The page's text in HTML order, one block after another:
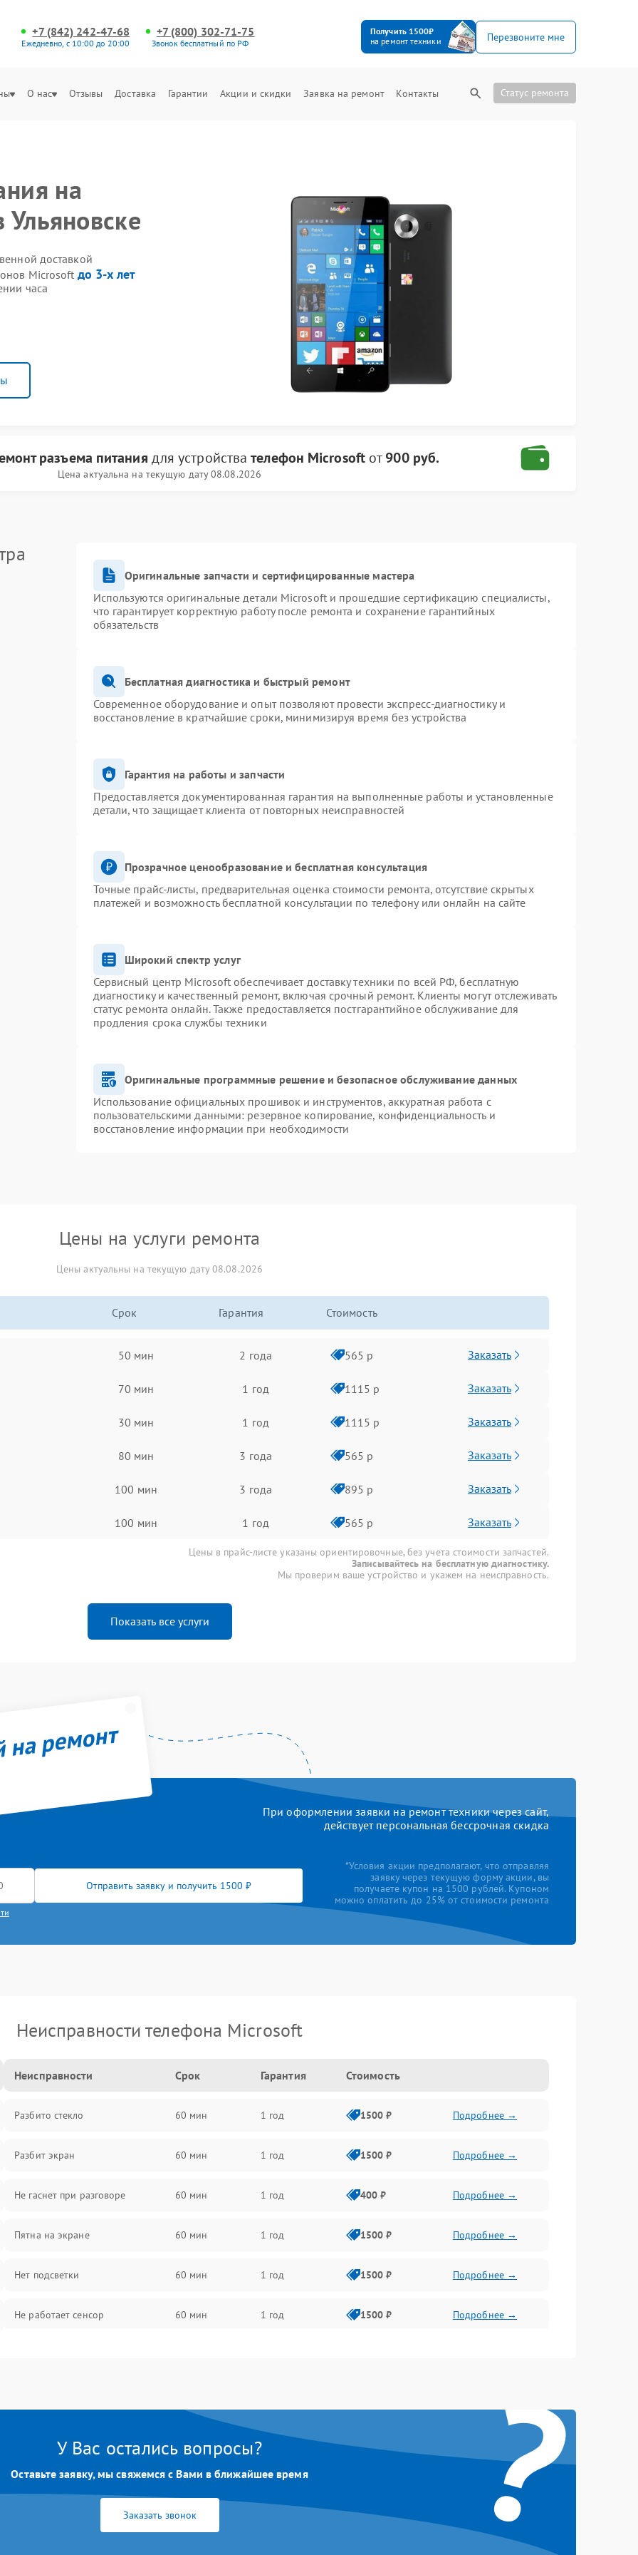
+7 (842) 242-47-68
Ежедневно, с 10:00 до 20:00
+7 (800) 302-71-75
Звонок бесплатный по РФ
Получить 1500₽
на ремонт техники
Перезвоните мне
О нас Отзывы Доставка Гарантии Акции и скидки Заявка на ремонт Контакты Статус ремонта
на
доставкой
Microsoft до 3-х лет
часа
разъема питания для устройствателефон Microsoftот900 руб.
Цена актуальна на текущую дату 08.08.2026
Оригинальные запчасти и сертифицированные мастера
Используются оригинальные детали Microsoft и прошедшие сертификацию специалисты,
что гарантирует корректную работу после ремонта и сохранение гарантийных
обязательств
Бесплатная диагностика и быстрый ремонт
Современное оборудование и опыт позволяют провести экспресс-диагностику и
восстановление в кратчайшие сроки, минимизируя время без устройства
Гарантия на работы и запчасти
Предоставляется документированная гарантия на выполненные работы и установленные
детали, что защищает клиента от повторных неисправностей
Прозрачное ценообразование и бесплатная консультация
Точные прайс-листы, предварительная оценка стоимости ремонта, отсутствие скрытых
платежей и возможность бесплатной консультации по телефону или онлайн на сайте
Широкий спектр услуг
Сервисный центр Microsoft обеспечивает доставку техники по всей РФ, бесплатную
диагностику и качественный ремонт, включая срочный ремонт. Клиенты могут отслеживать
статус ремонта онлайн. Также предоставляется постгарантийное обслуживание для
продления срока службы техники
Оригинальные программные решение и безопасное обслуживание данных
Использование официальных прошивок и инструментов, аккуратная работа с
пользовательскими данными: резервное копирование, конфиденциальность и
восстановление информации при необходимости
Цены на услуги ремонта
Цены актуальны на текущую дату 08.08.2026
Срок Гарантия Стоимость
50 мин 2 года 565 р Заказать
70 мин 1 год 1115 р Заказать
30 мин 1 год 1115 р Заказать
80 мин 3 года 565 р Заказать
100 мин 3 года 895 р Заказать
100 мин 1 год 565 р Заказать
Цены в прайс-листе указаны ориентировочные, без учета стоимости запчастей.
Записывайтесь на бесплатную диагностику.
Мы проверим ваше устройство и укажем на неисправность.
Показать все услуги
ремонт
При оформлении заявки на ремонт техники через сайт,
действует персональная бессрочная скидка
Отправить заявку и получить 1500 ₽
*Условия акции предполагают, что отправляя
заявку через текущую форму акции, вы
получаете купон на 1500 рублей. Купоном
можно оплатить до 25% от стоимости ремонта
Неисправности телефона Microsoft
Неисправности Срок Гарантия Стоимость
Разбито стекло 60 мин 1 год 1500 ₽ Подробнее →
Разбит экран 60 мин 1 год 1500 ₽ Подробнее →
Не гаснет при разговоре 60 мин 1 год 400 ₽ Подробнее →
Пятна на экране 60 мин 1 год 1500 ₽ Подробнее →
Нет подсветки 60 мин 1 год 1500 ₽ Подробнее →
Не работает сенсор 60 мин 1 год 1500 ₽ Подробнее →
1 год ?
У Вас остались вопросы?
Оставьте заявку, мы свяжемся с Вами в ближайшее время
Заказать звонок